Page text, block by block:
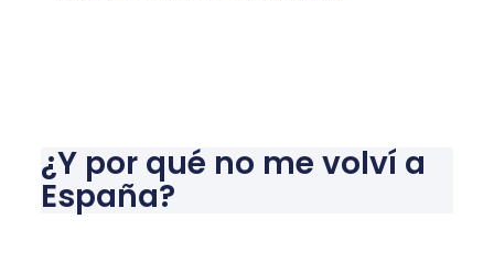
¿Y por qué no me volví a
España?